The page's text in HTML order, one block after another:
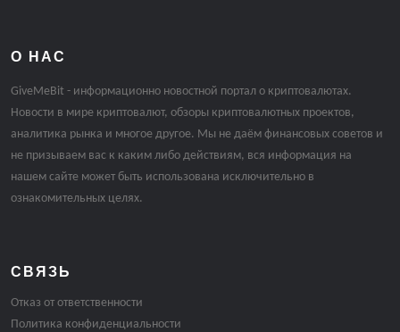
О НАС
GiveMeBit - информационно новостной портал о криптовалютах.
Новости в мире криптовалют, обзоры криптовалютных проектов,
аналитика рынка и многое другое. Мы не даём финансовых советов и
не призываем вас к каким либо действиям, вся информация на
нашем сайте может быть использована исключительно в
ознакомительных целях.
СВЯЗЬ
Отказ от ответственности
Политика конфиденциальности